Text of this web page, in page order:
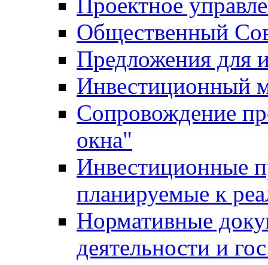
Общественный
Предложения для
Инвестиционный
Сопровождение
окна"
Инвестиционные
планируемые к
Нормативные
деятельности и